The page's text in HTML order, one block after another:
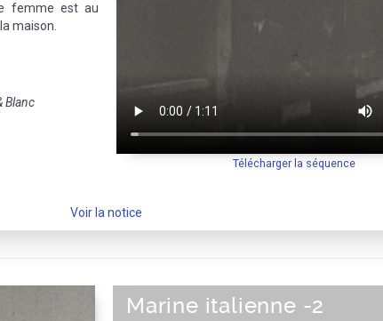
Télécharger la séquence
femme est au
maison.
Blanc
Voir la notice
Marine italienne -2